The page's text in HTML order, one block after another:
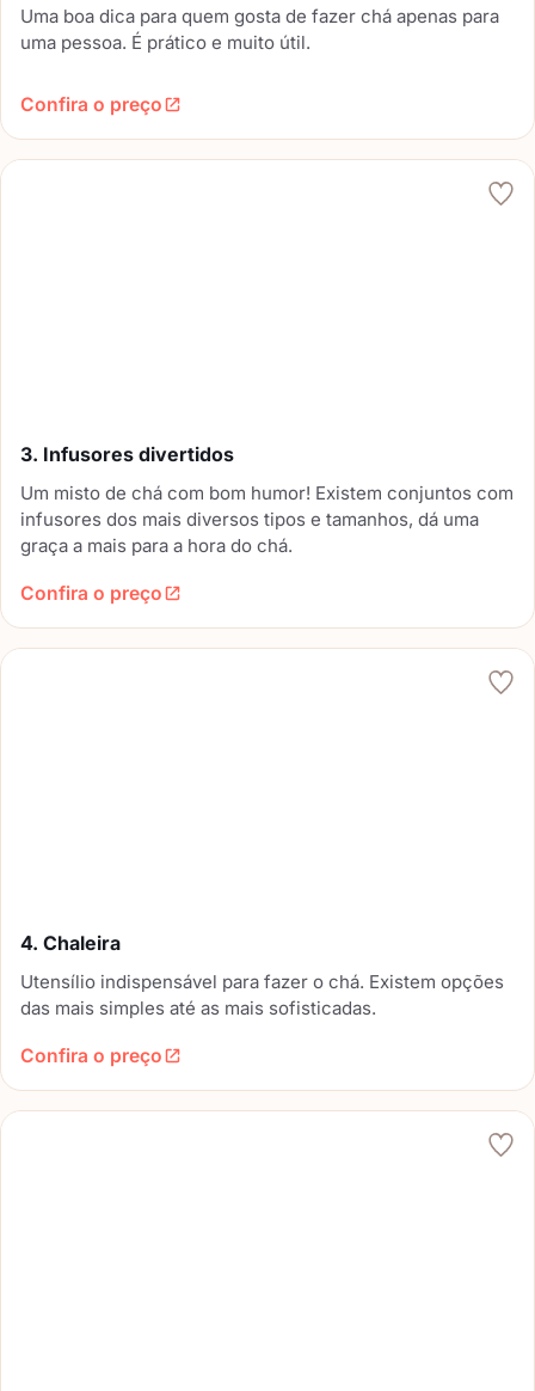
Uma boa dica para quem gosta de fazer chá apenas para
uma pessoa. É prático e muito útil.
Confira o preço
3. Infusores divertidos
Um misto de chá com bom humor! Existem conjuntos com
infusores dos mais diversos tipos e tamanhos, dá uma
graça a mais para a hora do chá.
Confira o preço
4. Chaleira
Utensílio indispensável para fazer o chá. Existem opções
das mais simples até as mais sofisticadas.
Confira o preço